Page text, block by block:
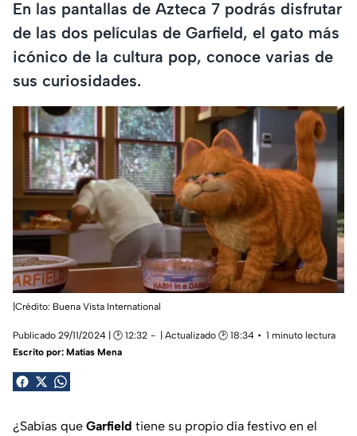
En las pantallas de Azteca 7 podrás disfrutar
de las dos películas de Garfield, el gato más
icónico de la cultura pop, conoce varias de
sus curiosidades.
|Crédito: Buena Vista International
Publicado 29/11/2024 | 🕑 12:32 | Actualizado 🕑 18:34
1 minuto lectura
Escrito por: Matías Mena
¿Sabías que Garfield tiene su propio día festivo en el